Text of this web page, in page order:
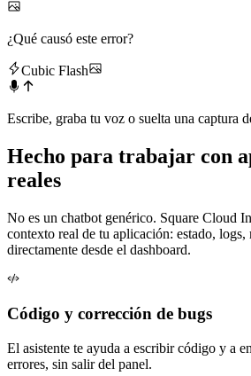
¿Qué causó este error?
Cubic Flash
Escribe, graba tu voz o suelta una captura
Hecho para trabajar con
reales
No es un chatbot genérico. Square Cloud
contexto real de tu aplicación: estado, logs,
directamente desde el dashboard.
Código y corrección de bugs
El asistente te ayuda a escribir código y a
errores, sin salir del panel.